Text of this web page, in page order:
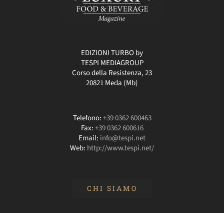
EDIZIONI TURBO by
TESPI MEDIAGROUP
Corso della Resistenza, 23
20821 Meda (Mb)
Telefono:+39 0362 600463
Fax:+39 0362 600616
Email: info@tespi.net
Web: http://www.tespi.net/
CHI SIAMO